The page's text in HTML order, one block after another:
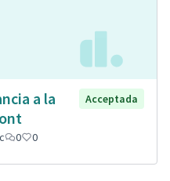
a la
Acceptada
0 0